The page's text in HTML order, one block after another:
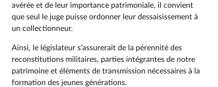
avérée et de leur importance patrimoniale, il convient
que seul le juge puisse ordonner leur dessaisissement à
un collectionneur.
Ainsi, le législateur s’assurerait de la pérennité des
reconstitutions militaires, parties intégrantes de notre
patrimoine et éléments de transmission nécessaires à la
formation des jeunes générations.